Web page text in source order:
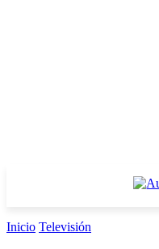
Inicio Televisión